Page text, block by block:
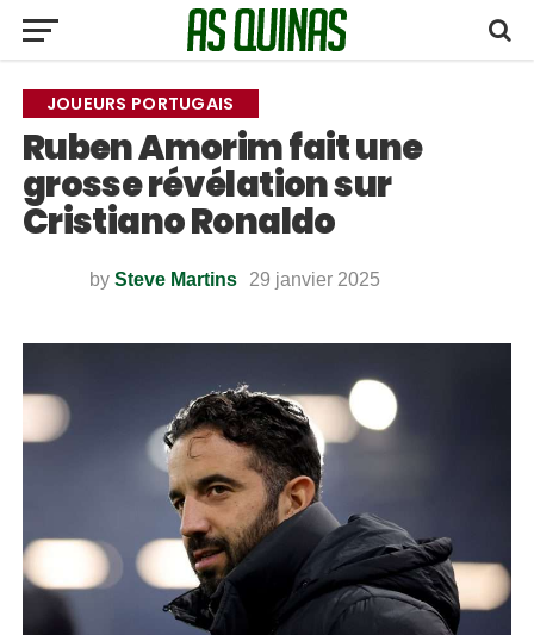
JOUEURS PORTUGAIS
Ruben Amorim fait une
grosse révélation sur
Cristiano Ronaldo
by Steve Martins 29 janvier 2025